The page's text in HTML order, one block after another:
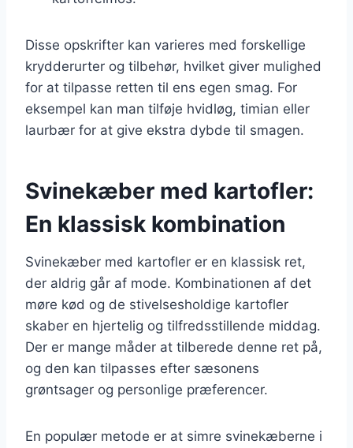
Disse opskrifter kan varieres med forskellige
krydderurter og tilbehør, hvilket giver mulighed
for at tilpasse retten til ens egen smag. For
eksempel kan man tilføje hvidløg, timian eller
laurbær for at give ekstra dybde til smagen.
Svinekæber med kartofler:
En klassisk kombination
Svinekæber med kartofler er en klassisk ret,
der aldrig går af mode. Kombinationen af det
møre kød og de stivelsesholdige kartofler
skaber en hjertelig og tilfredsstillende middag.
Der er mange måder at tilberede denne ret på,
og den kan tilpasses efter sæsonens
grøntsager og personlige præferencer.
En populær metode er at simre svinekæberne i